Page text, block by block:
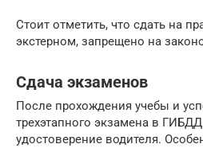
Стоит отметить, что сдать на
экстерном, запрещено на
Сдача экзаменов
После прохождения учебы и
трехэтапного экзамена в
удостоверение водителя.